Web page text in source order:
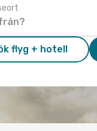
flyg + hotell